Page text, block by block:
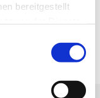
bereitgestellt